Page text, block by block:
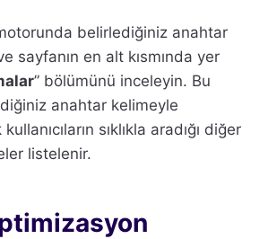
belirlediğiniz anahtar
sayfanın en alt kısmında yer
” bölümünü inceleyin. Bu
anahtar kelimeyle
sıklıkla aradığı diğer
listelenir.